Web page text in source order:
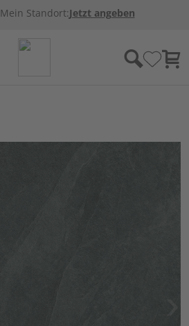
Mein Standort:Jetzt angeben